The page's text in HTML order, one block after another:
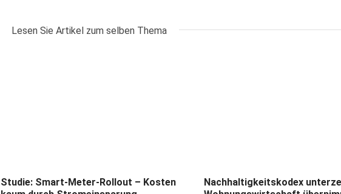
Lesen Sie Artikel zum selben Thema
Studie: Smart-Meter-Rollout – Kosten
Nachhaltigkeitskodex